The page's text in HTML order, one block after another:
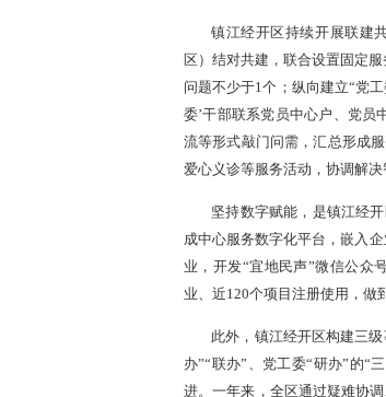
镇江经开区持续开展联建
区）结对共建，联合设置固定
问题不少于1个；纵向建立“党
委’干部联系党员中心户、党员
流等形式敲门问需，汇总形成
爱心义诊等服务活动，协调解决
坚持数字赋能，是镇江经
成中心服务数字化平台，嵌入
业，开发“宜地民声”微信公众
业、近120个项目注册使用，做
此外，镇江经开区构建三
办”“联办”、党工委“研办”的“
进。一年来，全区通过疑难协